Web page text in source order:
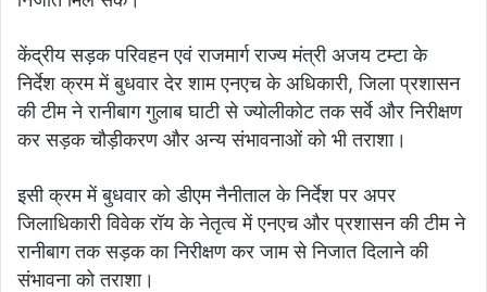
केंद्रीय सड़क परिवहन एवं राजमार्ग राज्य मंत्री अजय टम्टा के
निर्देश क्रम में बुधवार देर शाम एनएच के अधिकारी, जिला प्रशासन
की टीम ने रानीबाग गुलाब घाटी से ज्योलीकोट तक सर्वे और निरीक्षण
कर सड़क चौड़ीकरण और अन्य संभावनाओं को भी तराशा।
इसी क्रम में बुधवार को डीएम नैनीताल के निर्देश पर अपर
जिलाधिकारी विवेक रॉय के नेतृत्व में एनएच और प्रशासन की टीम ने
रानीबाग तक सड़क का निरीक्षण कर जाम से निजात दिलाने की
संभावना को तराशा।